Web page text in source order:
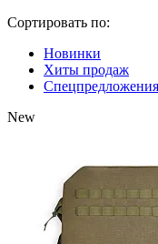
Сортировать по:
Новинки
Хиты продаж
Спецпредложения
New